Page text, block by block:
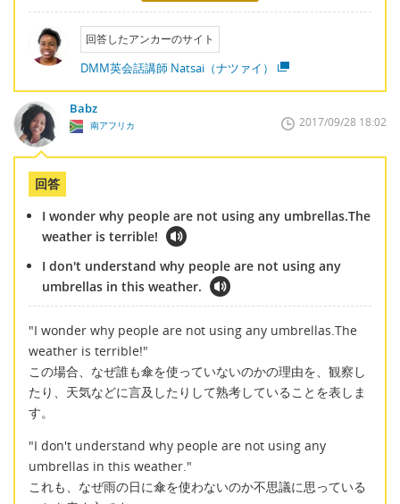
回答したアンカーのサイト
DMM英会話講師 Natsai（ナツァイ）
Babz
南アフリカ 2017/09/28 18:02
回答
I wonder why people are not using any umbrellas.The
weather is terrible!
I don't understand why people are not using any
umbrellas in this weather.
"I wonder why people are not using any umbrellas.The
weather is terrible!"
この場合、なぜ誰も傘を使っていないのかの理由を、観察し
たり、天気などに言及したりして熟考していることを表しま
す。
"I don't understand why people are not using any
umbrellas in this weather."
これも、なぜ雨の日に傘を使わないのか不思議に思っている